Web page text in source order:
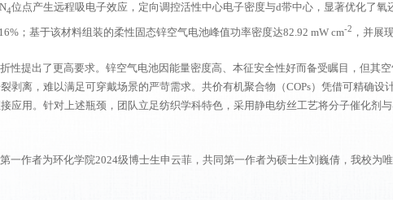
4位点产生远程吸电子效应，定向调控活性中心电子密度与d带中心，显著优化了
；基于该材料组装的柔性固态锌空气电池峰值功率密度达82.92 mW cm-2 ，并展
提出了更高要求。锌空气电池因能量密度高、本征安全性好而备受瞩目，但其
离，难以满足可穿戴场景的严苛需求。共价有机聚合物（COPs）凭借可精确
应用。针对上述瓶颈，团队立足纺织学科特色，采用静电纺丝工艺将分子催化剂
作者为环化学院2024级博士生申云菲，共同第一作者为硕士生刘巍倩，我校为唯